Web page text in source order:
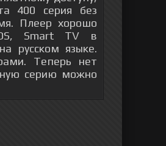
400 серия без
Плеер хорошо
Smart TV в
русском языке.
Теперь нет
серию можно